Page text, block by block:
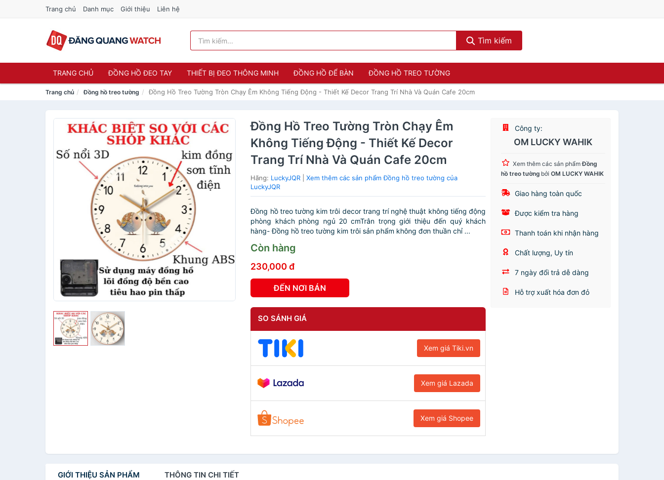
Trang chủ Danh mục Giới thiệu Liên hệ
Tìm kiếm
TRANG CHỦ ĐỒNG HỒ ĐEO TAY THIẾT BỊ ĐEO THÔNG MINH ĐỒNG HỒ ĐỂ BÀN ĐỒNG HỒ TREO TƯỜNG
Trang chủ Đồng hồ treo tường Đồng Hồ Treo Tường Tròn Chạy Êm Không Tiếng Động - Thiết Kế Decor Trang Trí Nhà Và Quán Cafe 20cm
Đồng Hồ Treo Tường Tròn Chạy Êm
Không Tiếng Động - Thiết Kế Decor
Trang Trí Nhà Và Quán Cafe 20cm
Hãng: LuckyJQR |Xem thêm các sản phẩm Đồng hồ treo tường của
LuckyJQR
Đồng hồ treo tường kim trôi decor trang trí nghệ thuật không tiếng động
phòng khách phòng ngủ 20 cmTrân trọng giới thiệu đến quý khách
hàng- Đồng hồ treo tường kim trôi sản phẩm không đơn thuần chỉ ...
Còn hàng
230,000 đ
ĐẾN NƠI BÁN
SO SÁNH GIÁ
Xem giá Tiki.vn
Xem giá Lazada
Xem giá Shopee
Công ty:
OM LUCKY WAHIK
Xem thêm các sản phẩmĐồng
hồ treo tường bởiOM LUCKY WAHIK
Giao hàng toàn quốc
Được kiểm tra hàng
Thanh toán khi nhận hàng
Chất lượng, Uy tín
7 ngày đổi trả dễ dàng
Hỗ trợ xuất hóa đơn đỏ
GIỚI THIỆU SẢN PHẨM THÔNG TIN CHI TIẾT